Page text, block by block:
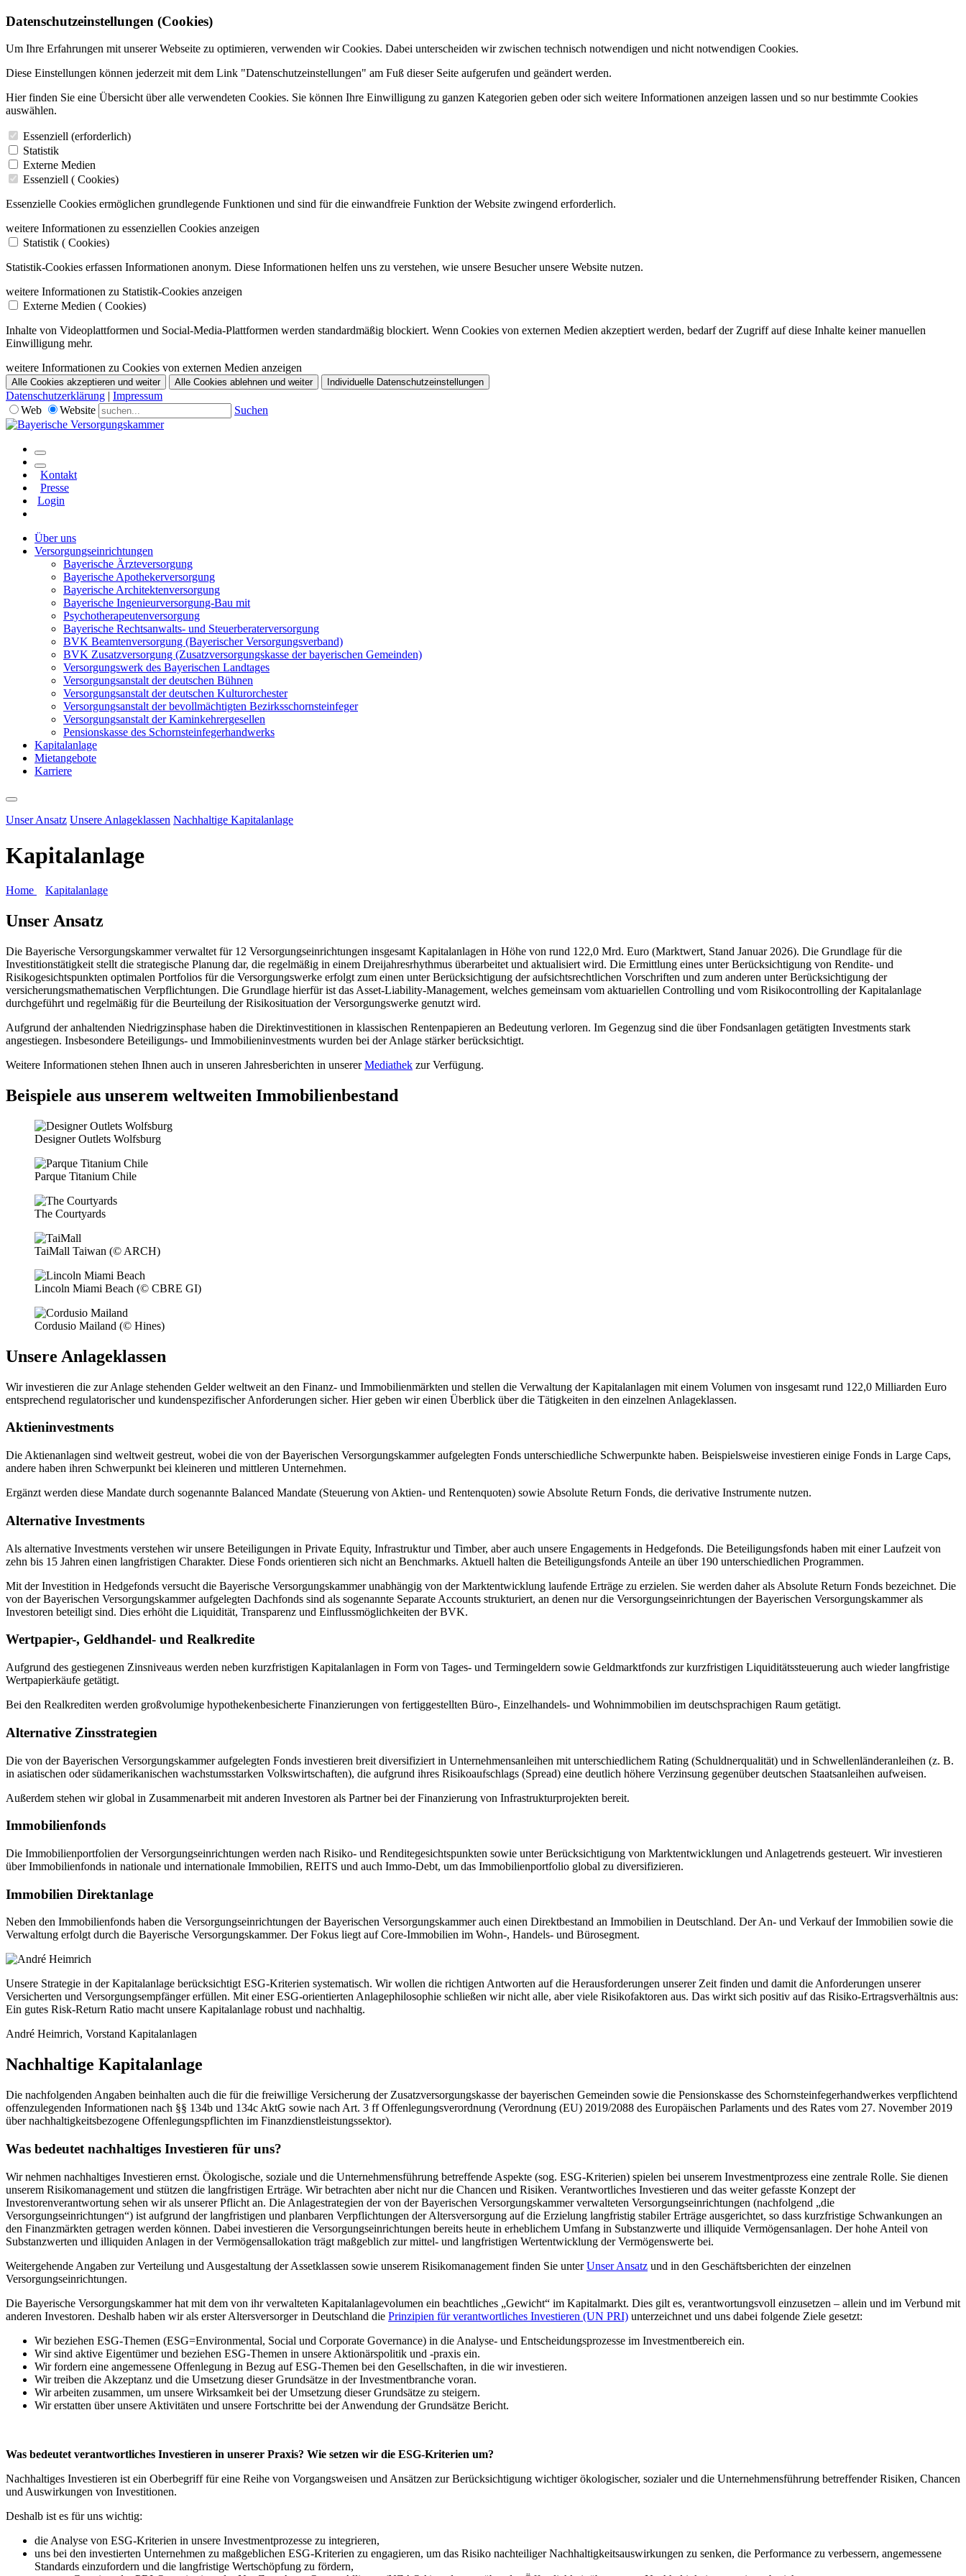
Datenschutzeinstellungen (Cookies)
Um Ihre Erfahrungen mit unserer Webseite zu optimieren, verwenden wir Cookies. Dabei unterscheiden wir zwischen technisch notwendigen und nicht notwendigen Cookies.
Diese Einstellungen können jederzeit mit dem Link "Datenschutzeinstellungen" am Fuß dieser Seite aufgerufen und geändert werden.
Hier finden Sie eine Übersicht über alle verwendeten Cookies. Sie können Ihre Einwilligung zu ganzen Kategorien geben oder sich weitere Informationen anzeigen lassen und so nur bestimmte Cookies
auswählen.
Essenziell (erforderlich)
Statistik
Externe Medien
Essenziell ( Cookies)
Essenzielle Cookies ermöglichen grundlegende Funktionen und sind für die einwandfreie Funktion der Website zwingend erforderlich.
weitere Informationen zu essenziellen Cookies anzeigen
Statistik ( Cookies)
Statistik-Cookies erfassen Informationen anonym. Diese Informationen helfen uns zu verstehen, wie unsere Besucher unsere Website nutzen.
weitere Informationen zu Statistik-Cookies anzeigen
Externe Medien ( Cookies)
Inhalte von Videoplattformen und Social-Media-Plattformen werden standardmäßig blockiert. Wenn Cookies von externen Medien akzeptiert werden, bedarf der Zugriff auf diese Inhalte keiner manuellen
Einwilligung mehr.
weitere Informationen zu Cookies von externen Medien anzeigen
Alle Cookies akzeptieren und weiter Alle Cookies ablehnen und weiter Individuelle Datenschutzeinstellungen
Datenschutzerklärung | Impressum
Web
Website Suchen
Kontakt
Presse
Login
Über uns
Versorgungseinrichtungen
Bayerische Ärzteversorgung
Bayerische Apothekerversorgung
Bayerische Architektenversorgung
Bayerische Ingenieurversorgung-Bau mit
Psychotherapeutenversorgung
Bayerische Rechtsanwalts- und Steuerberaterversorgung
BVK Beamtenversorgung (Bayerischer Versorgungsverband)
BVK Zusatzversorgung (Zusatzversorgungskasse der bayerischen Gemeinden)
Versorgungswerk des Bayerischen Landtages
Versorgungsanstalt der deutschen Bühnen
Versorgungsanstalt der deutschen Kulturorchester
Versorgungsanstalt der bevollmächtigten Bezirksschornsteinfeger
Versorgungsanstalt der Kaminkehrergesellen
Pensionskasse des Schornsteinfegerhandwerks
Kapitalanlage
Mietangebote
Karriere
Unser Ansatz Unsere Anlageklassen Nachhaltige Kapitalanlage
Kapitalanlage
Home Kapitalanlage
Unser Ansatz
Die Bayerische Versorgungskammer verwaltet für 12 Versorgungseinrichtungen insgesamt Kapitalanlagen in Höhe von rund 122,0 Mrd. Euro (Marktwert, Stand Januar 2026). Die Grundlage für die
Investitionstätigkeit stellt die strategische Planung dar, die regelmäßig in einem Dreijahresrhythmus überarbeitet und aktualisiert wird. Die Ermittlung eines unter Berücksichtigung von Rendite- und
Risikogesichtspunkten optimalen Portfolios für die Versorgungswerke erfolgt zum einen unter Berücksichtigung der aufsichtsrechtlichen Vorschriften und zum anderen unter Berücksichtigung der
versicherungsmathematischen Verpflichtungen. Die Grundlage hierfür ist das Asset-Liability-Management, welches gemeinsam vom aktuariellen Controlling und vom Risikocontrolling der Kapitalanlage
durchgeführt und regelmäßig für die Beurteilung der Risikosituation der Versorgungswerke genutzt wird.
Aufgrund der anhaltenden Niedrigzinsphase haben die Direktinvestitionen in klassischen Rentenpapieren an Bedeutung verloren. Im Gegenzug sind die über Fondsanlagen getätigten Investments stark
angestiegen. Insbesondere Beteiligungs- und Immobilieninvestments wurden bei der Anlage stärker berücksichtigt.
Weitere Informationen stehen Ihnen auch in unseren Jahresberichten in unsererMediathek zur Verfügung.
Beispiele aus unserem weltweiten Immobilienbestand
Designer Outlets Wolfsburg
Parque Titanium Chile
The Courtyards
TaiMall Taiwan (© ARCH)
Lincoln Miami Beach (© CBRE GI)
Cordusio Mailand (© Hines)
Unsere Anlageklassen
Wir investieren die zur Anlage stehenden Gelder weltweit an den Finanz- und Immobilienmärkten und stellen die Verwaltung der Kapitalanlagen mit einem Volumen von insgesamt rund 122,0 Milliarden Euro
entsprechend regulatorischer und kundenspezifischer Anforderungen sicher. Hier geben wir einen Überblick über die Tätigkeiten in den einzelnen Anlageklassen.
Aktieninvestments
Die Aktienanlagen sind weltweit gestreut, wobei die von der Bayerischen Versorgungskammer aufgelegten Fonds unterschiedliche Schwerpunkte haben. Beispielsweise investieren einige Fonds in Large Caps,
andere haben ihren Schwerpunkt bei kleineren und mittleren Unternehmen.
Ergänzt werden diese Mandate durch sogenannte Balanced Mandate (Steuerung von Aktien- und Rentenquoten) sowie Absolute Return Fonds, die derivative Instrumente nutzen.
Alternative Investments
Als alternative Investments verstehen wir unsere Beteiligungen in Private Equity, Infrastruktur und Timber, aber auch unsere Engagements in Hedgefonds. Die Beteiligungsfonds haben mit einer Laufzeit von
zehn bis 15 Jahren einen langfristigen Charakter. Diese Fonds orientieren sich nicht an Benchmarks. Aktuell halten die Beteiligungsfonds Anteile an über 190 unterschiedlichen Programmen.
Mit der Investition in Hedgefonds versucht die Bayerische Versorgungskammer unabhängig von der Marktentwicklung laufende Erträge zu erzielen. Sie werden daher als Absolute Return Fonds bezeichnet. Die
von der Bayerischen Versorgungskammer aufgelegten Dachfonds sind als sogenannte Separate Accounts strukturiert, an denen nur die Versorgungseinrichtungen der Bayerischen Versorgungskammer als
Investoren beteiligt sind. Dies erhöht die Liquidität, Transparenz und Einflussmöglichkeiten der BVK.
Wertpapier-, Geldhandel- und Realkredite
Aufgrund des gestiegenen Zinsniveaus werden neben kurzfristigen Kapitalanlagen in Form von Tages- und Termingeldern sowie Geldmarktfonds zur kurzfristigen Liquiditätssteuerung auch wieder langfristige
Wertpapierkäufe getätigt.
Bei den Realkrediten werden großvolumige hypothekenbesicherte Finanzierungen von fertiggestellten Büro-, Einzelhandels- und Wohnimmobilien im deutschsprachigen Raum getätigt.
Alternative Zinsstrategien
Die von der Bayerischen Versorgungskammer aufgelegten Fonds investieren breit diversifiziert in Unternehmensanleihen mit unterschiedlichem Rating (Schuldnerqualität) und in Schwellenländeranleihen (z. B.
in asiatischen oder südamerikanischen wachstumsstarken Volkswirtschaften), die aufgrund ihres Risikoaufschlags (Spread) eine deutlich höhere Verzinsung gegenüber deutschen Staatsanleihen aufweisen.
Außerdem stehen wir global in Zusammenarbeit mit anderen Investoren als Partner bei der Finanzierung von Infrastrukturprojekten bereit.
Immobilienfonds
Die Immobilienportfolien der Versorgungseinrichtungen werden nach Risiko- und Renditegesichtspunkten sowie unter Berücksichtigung von Marktentwicklungen und Anlagetrends gesteuert. Wir investieren
über Immobilienfonds in nationale und internationale Immobilien, REITS und auch Immo-Debt, um das Immobilienportfolio global zu diversifizieren.
Immobilien Direktanlage
Neben den Immobilienfonds haben die Versorgungseinrichtungen der Bayerischen Versorgungskammer auch einen Direktbestand an Immobilien in Deutschland. Der An- und Verkauf der Immobilien sowie die
Verwaltung erfolgt durch die Bayerische Versorgungskammer. Der Fokus liegt auf Core-Immobilien im Wohn-, Handels- und Bürosegment.
Unsere Strategie in der Kapitalanlage berücksichtigt ESG-Kriterien systematisch. Wir wollen die richtigen Antworten auf die Herausforderungen unserer Zeit finden und damit die Anforderungen unserer
Versicherten und Versorgungsempfänger erfüllen. Mit einer ESG-orientierten Anlagephilosophie schließen wir nicht alle, aber viele Risikofaktoren aus. Das wirkt sich positiv auf das Risiko-Ertragsverhältnis aus:
Ein gutes Risk-Return Ratio macht unsere Kapitalanlage robust und nachhaltig.
André Heimrich, Vorstand Kapitalanlagen
Nachhaltige Kapitalanlage
Die nachfolgenden Angaben beinhalten auch die für die freiwillige Versicherung der Zusatzversorgungskasse der bayerischen Gemeinden sowie die Pensionskasse des Schornsteinfegerhandwerkes verpflichtend
offenzulegenden Informationen nach §§ 134b und 134c AktG sowie nach Art. 3 ff Offenlegungsverordnung (Verordnung (EU) 2019/2088 des Europäischen Parlaments und des Rates vom 27. November 2019
über nachhaltigkeitsbezogene Offenlegungspflichten im Finanzdienstleistungssektor).
Was bedeutet nachhaltiges Investieren für uns?
Wir nehmen nachhaltiges Investieren ernst. Ökologische, soziale und die Unternehmensführung betreffende Aspekte (sog. ESG-Kriterien) spielen bei unserem Investmentprozess eine zentrale Rolle. Sie dienen
unserem Risikomanagement und stützen die langfristigen Erträge. Wir betrachten aber nicht nur die Chancen und Risiken. Verantwortliches Investieren und das weiter gefasste Konzept der
Investorenverantwortung sehen wir als unserer Pflicht an. Die Anlagestrategien der von der Bayerischen Versorgungskammer verwalteten Versorgungseinrichtungen (nachfolgend „die
Versorgungseinrichtungen“) ist aufgrund der langfristigen und planbaren Verpflichtungen der Altersversorgung auf die Erzielung langfristig stabiler Erträge ausgerichtet, so dass kurzfristige Schwankungen an
den Finanzmärkten getragen werden können. Dabei investieren die Versorgungseinrichtungen bereits heute in erheblichem Umfang in Substanzwerte und illiquide Vermögensanlagen. Der hohe Anteil von
Substanzwerten und illiquiden Anlagen in der Vermögensallokation trägt maßgeblich zur mittel- und langfristigen Wertentwicklung der Vermögenswerte bei.
Weitergehende Angaben zur Verteilung und Ausgestaltung der Assetklassen sowie unserem Risikomanagement finden Sie unterUnser Ansatz und in den Geschäftsberichten der einzelnen
Versorgungseinrichtungen.
Die Bayerische Versorgungskammer hat mit dem von ihr verwalteten Kapitalanlagevolumen ein beachtliches „Gewicht“ im Kapitalmarkt. Dies gilt es, verantwortungsvoll einzusetzen – allein und im Verbund mit
anderen Investoren. Deshalb haben wir als erster Altersversorger in Deutschland die Prinzipien für verantwortliches Investieren (UN PRI) unterzeichnet und uns dabei folgende Ziele gesetzt:
Wir beziehen ESG-Themen (ESG=Environmental, Social und Corporate Governance) in die Analyse- und Entscheidungsprozesse im Investmentbereich ein.
Wir sind aktive Eigentümer und beziehen ESG-Themen in unsere Aktionärspolitik und -praxis ein.
Wir fordern eine angemessene Offenlegung in Bezug auf ESG-Themen bei den Gesellschaften, in die wir investieren.
Wir treiben die Akzeptanz und die Umsetzung dieser Grundsätze in der Investmentbranche voran.
Wir arbeiten zusammen, um unsere Wirksamkeit bei der Umsetzung dieser Grundsätze zu steigern.
Wir erstatten über unsere Aktivitäten und unsere Fortschritte bei der Anwendung der Grundsätze Bericht.
Was bedeutet verantwortliches Investieren in unserer Praxis? Wie setzen wir die ESG-Kriterien um?
Nachhaltiges Investieren ist ein Oberbegriff für eine Reihe von Vorgangsweisen und Ansätzen zur Berücksichtigung wichtiger ökologischer, sozialer und die Unternehmensführung betreffender Risiken, Chancen
und Auswirkungen von Investitionen.
Deshalb ist es für uns wichtig:
die Analyse von ESG-Kriterien in unsere Investmentprozesse zu integrieren,
uns bei den investierten Unternehmen zu maßgeblichen ESG-Kriterien zu engagieren, um das Risiko nachteiliger Nachhaltigkeitsauswirkungen zu senken, die Performance zu verbessern, angemessene
Standards einzufordern und die langfristige Wertschöpfung zu fördern,